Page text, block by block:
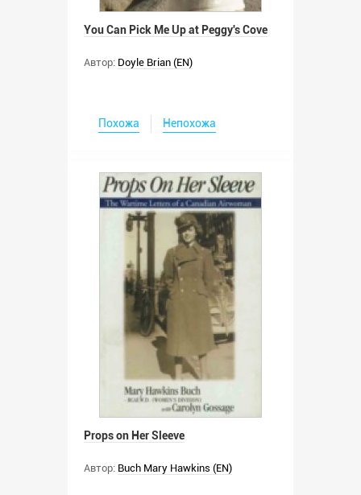
You Can Pick Me Up at Peggy's Cove
Автор: Doyle Brian (EN)
Похожа Непохожа
Props on Her Sleeve
Автор: Buch Mary Hawkins (EN)